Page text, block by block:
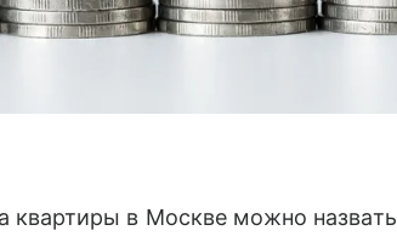
квартиры в Москве можно назвать